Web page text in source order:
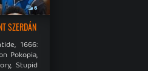
6
SZERDÁN
1666:
Pokopia,
Stupid